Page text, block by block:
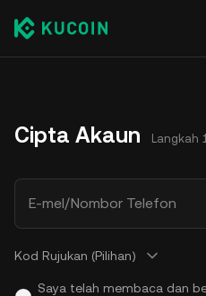
Cipta Akaun Langkah
E-mel/Nombor Telefon
Kod Rujukan (Pilihan)
Saya telah membaca dan